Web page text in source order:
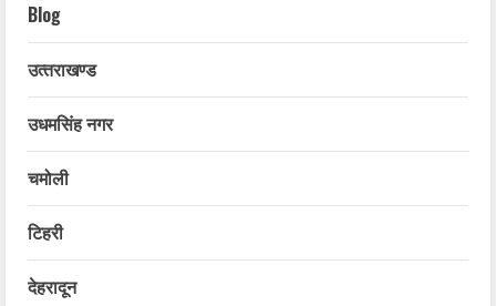
Blog
उत्‍तराखण्‍ड
उधमसिंह नगर
चमोली
टिहरी
देहरादून